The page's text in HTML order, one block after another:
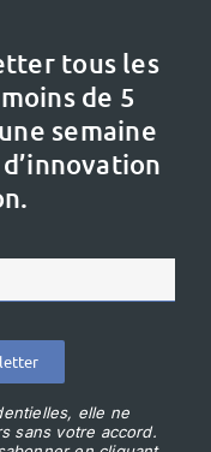
tous les
de 5
semaine
elle ne
sans votre accord.